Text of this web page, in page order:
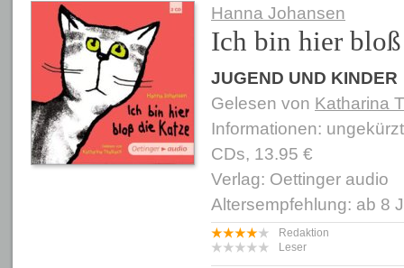
Hanna Johansen
Ich bin hier
JUGEND UND KINDER
Gelesen von Katharina
Informationen:
CDs, 13.95 €
Verlag: Oettinger audio
Altersempfehlung: ab 8
Redaktion
Leser